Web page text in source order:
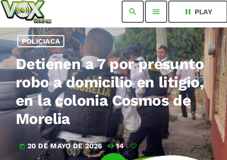
search menu pause PLAY
POLICIACA
Detienen a 7 por presunto
robo a domicilio en litigio,
en la colonia Cosmos de
Morelia
today 20 DE MAYO DE 2026 14